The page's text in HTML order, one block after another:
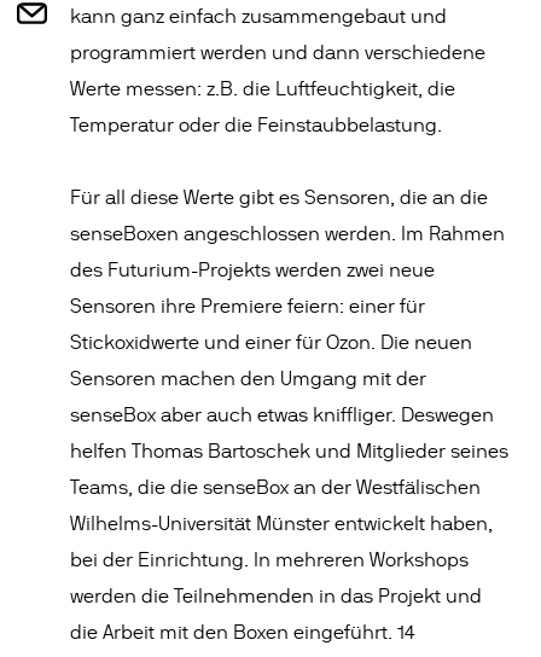
kann ganz einfach zusammengebaut und
programmiert werden und dann verschiedene
Werte messen: z.B. die Luftfeuchtigkeit, die
Temperatur oder die Feinstaubbelastung.
Für all diese Werte gibt es Sensoren, die an die
senseBoxen angeschlossen werden. Im Rahmen
des Futurium-Projekts werden zwei neue
Sensoren ihre Premiere feiern: einer für
Stickoxidwerte und einer für Ozon. Die neuen
Sensoren machen den Umgang mit der
senseBox aber auch etwas kniffliger. Deswegen
helfen Thomas Bartoschek und Mitglieder seines
Teams, die die senseBox an der Westfälischen
Wilhelms-Universität Münster entwickelt haben,
bei der Einrichtung. In mehreren Workshops
werden die Teilnehmenden in das Projekt und
die Arbeit mit den Boxen eingeführt. 14